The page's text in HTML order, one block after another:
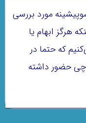
مورد بررسی
هرگز ابهام یا
که حتما در
چی حضور داشته